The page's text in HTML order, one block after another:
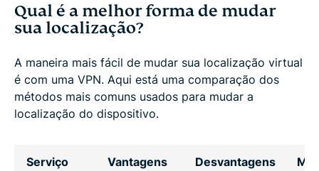
Qual é a melhor forma de mudar
sua localização?
A maneira mais fácil de mudar sua localização virtual
é com uma VPN. Aqui está uma comparação dos
métodos mais comuns usados para mudar a
localização do dispositivo.
Serviço Vantagens Desvantagens